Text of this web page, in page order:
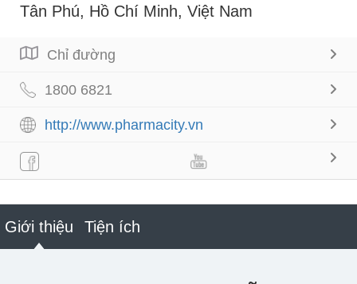
Tân Phú, Hồ Chí Minh, Việt Nam
Chỉ đường
1800 6821
http://www.pharmacity.vn
Giới thiệu Tiện ích